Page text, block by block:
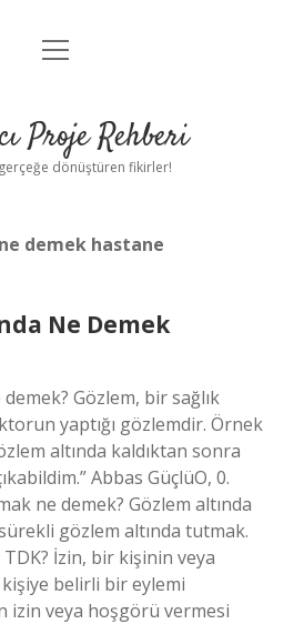
Anasayfa
Yasal Uyarı
menüyü
Proje Rehberi
dönüştüren fikirler!
demek hastane
Ne Demek
Gözlem, bir sağlık
yaptığı gözlemdir. Örnek
altında kaldıktan sonra
Abbas GüçlüO, 0.
ne demek? Gözlem altında
gözlem altında tutmak.
İzin, bir kişinin veya
belirli bir eylemi
izin veya hoşgörü vermesi